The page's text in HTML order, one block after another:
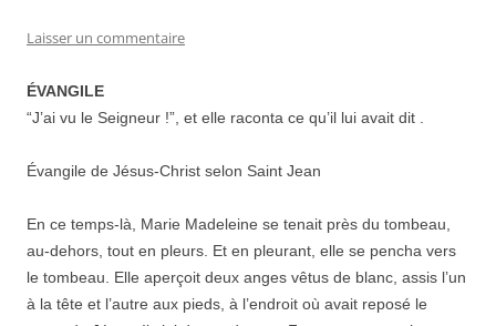
Laisser un commentaire
ÉVANGILE
“J’ai vu le Seigneur !”, et elle raconta ce qu’il lui avait dit .
Évangile de Jésus-Christ selon Saint Jean
En ce temps-là, Marie Madeleine se tenait près du tombeau,
au-dehors, tout en pleurs. Et en pleurant, elle se pencha vers
le tombeau. Elle aperçoit deux anges vêtus de blanc, assis l’un
à la tête et l’autre aux pieds, à l’endroit où avait reposé le